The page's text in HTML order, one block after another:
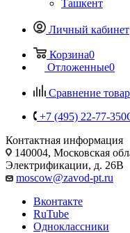
Ташкент
Личный кабинет
Корзина0
Отложенные0
Сравнение
+7 (495) 22-77-350
Контактная информация
140004, Московская
Электрификации, д. 26В
moscow@zavod-pt.ru
Вконтакте
RuTube
Одноклассники